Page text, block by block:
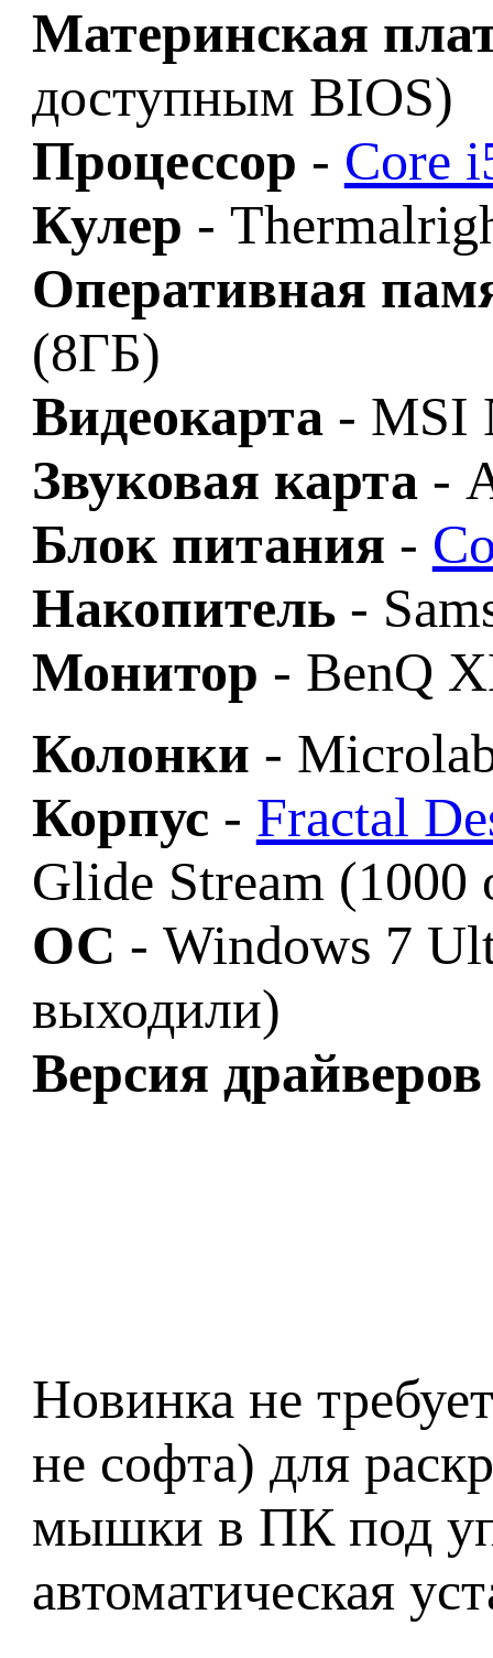
Материнская
доступным BIOS)
Процессор - Core
Кулер -
Оперативная
(8ГБ)
Видеокарта- MSI
Звуковая карта-
Блок питания -
Накопитель-
Монитор - BenQ
Колонки -
Корпус - Fractal
Glide Stream
ОС - Windows 7
выходили)
Версия
Новинка не
не софта) для
мышки в ПК под
автоматическая